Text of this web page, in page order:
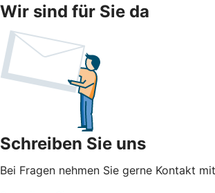
Wir sind für Sie da
Schreiben Sie uns
Bei Fragen nehmen Sie gerne Kontakt